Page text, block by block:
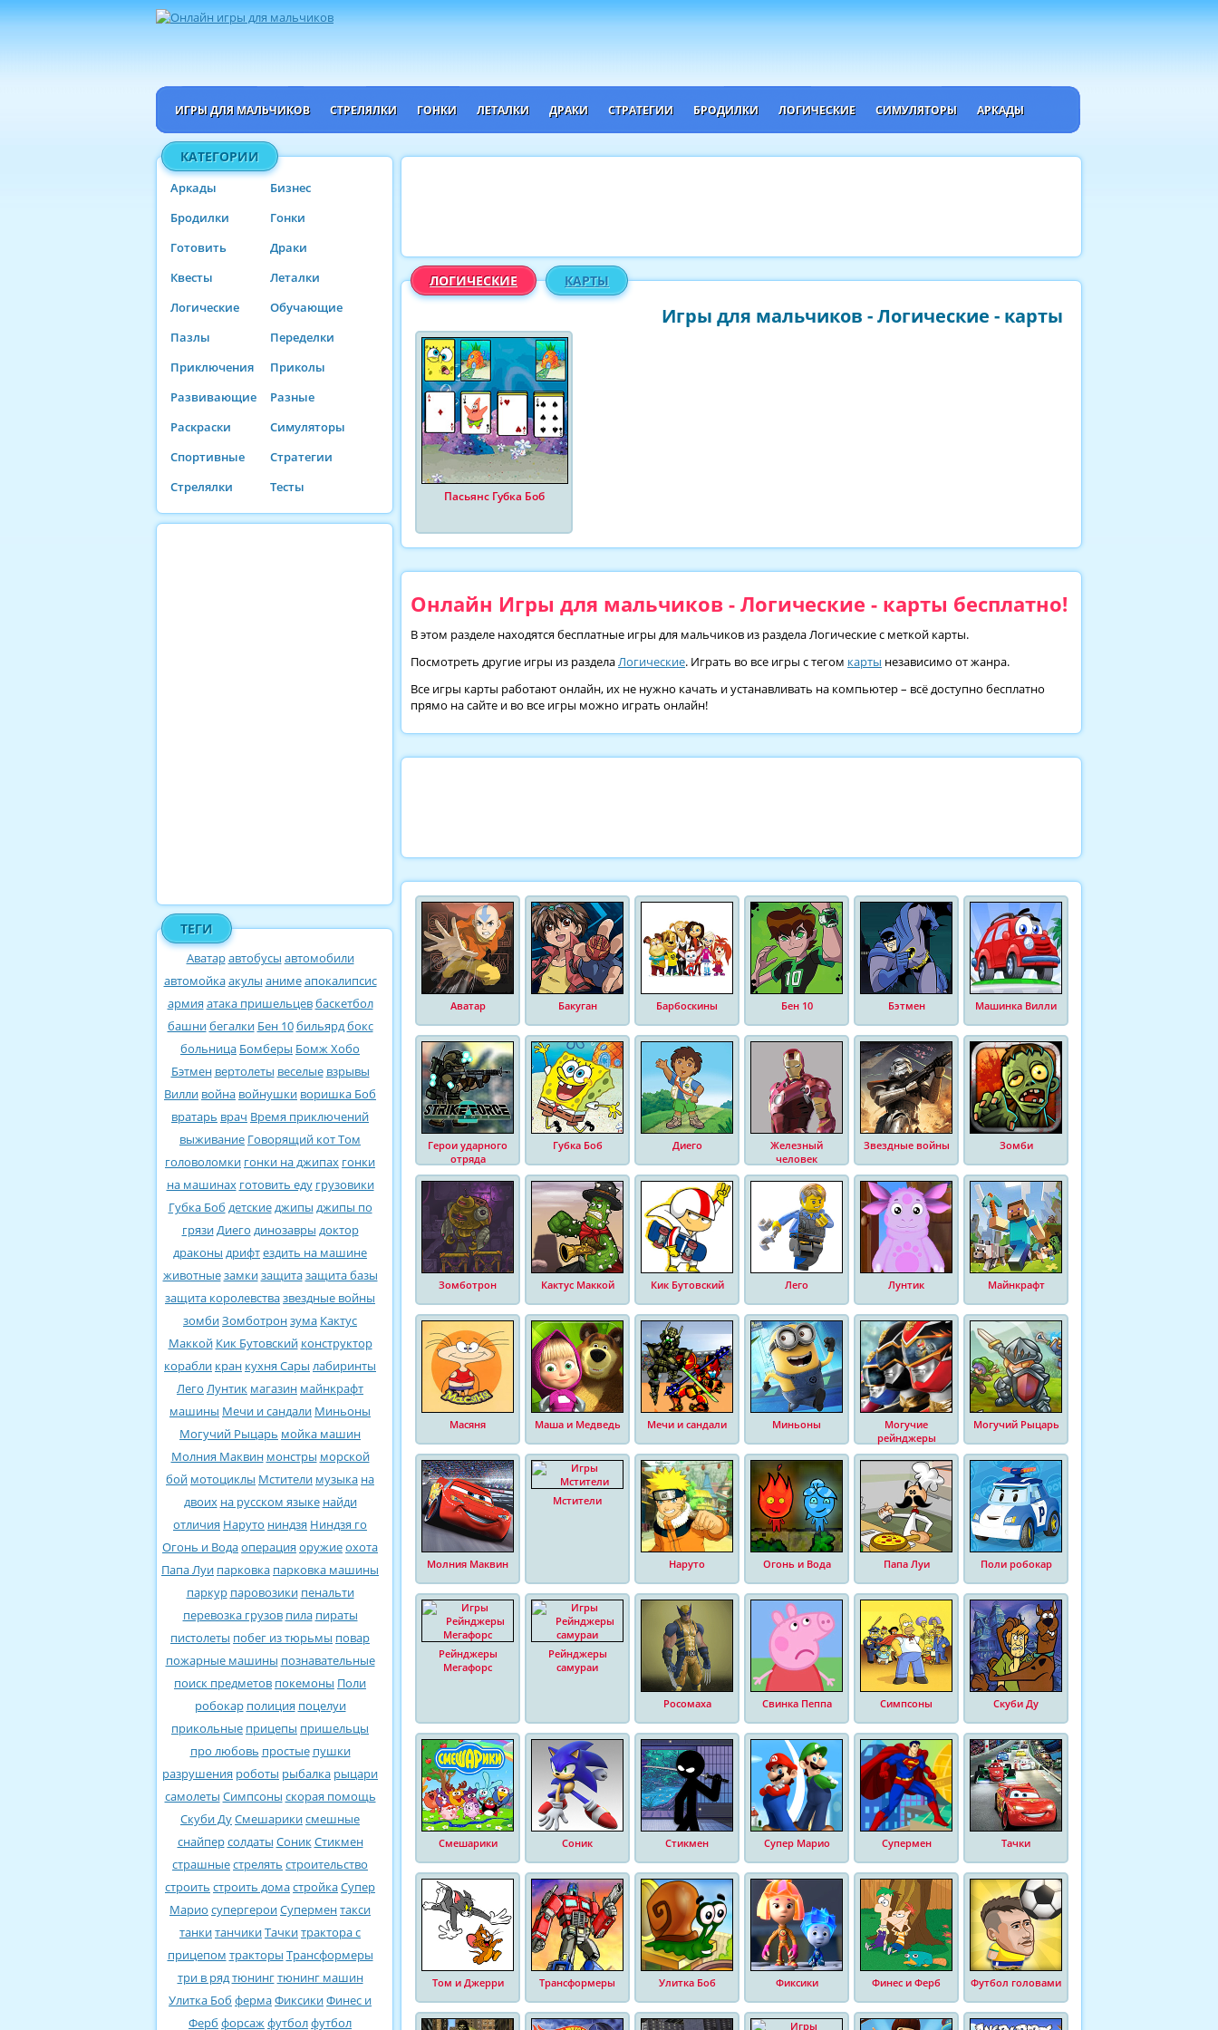
ИГРЫ ДЛЯ МАЛЬЧИКОВ СТРЕЛЯЛКИ ГОНКИ ЛЕТАЛКИ ДРАКИ СТРАТЕГИИ БРОДИЛКИ ЛОГИЧЕСКИЕ СИМУЛЯТОРЫ АРКАДЫ
КАТЕГОРИИ
Аркады
Бизнес
Бродилки
Гонки
Готовить
Драки
Квесты
Леталки
Логические
Обучающие
Пазлы
Переделки
Приключения
Приколы
Развивающие
Разные
Раскраски
Симуляторы
Спортивные
Стратегии
Стрелялки
Тесты
ТЕГИ
Аватаравтобусы автомобили
автомойкаакулы анимеапокалипсис
армия атака пришельцевбаскетбол
башнибегалки Бен 10бильярдбокс
больница Бомберы Бомж Хобо
Бэтмен вертолеты веселые взрывы
Вилли война войнушки воришка Боб
вратарь врач Время приключений
выживание Говорящий кот Том
головоломки гонки на джипах гонки
на машинах готовить еду грузовики
Губка Боб детскиеджипы джипы по
грязиДиего динозавры доктор
драконы дрифтездить на машине
животныезамкизащитазащита базы
защита королевствазвездные войны
зомбиЗомботронзума Кактус
Маккой Кик Бутовский конструктор
корабли кран кухня Сары лабиринты
Лего Лунтик магазин майнкрафт
машины Мечи и сандали Миньоны
Могучий Рыцарь мойка машин
Молния Маквин монстры морской
бой мотоциклы Мстители музыка на
двоих на русском языке найди
отличия Наруто ниндзя Ниндзя го
Огонь и Водаоперация оружиеохота
Папа Луи парковка парковка машины
паркур паровозики пенальти
перевозка грузов пила пираты
пистолеты побег из тюрьмы повар
пожарные машины познавательные
поиск предметов покемоны Поли
робокар полиция поцелуи
прикольные прицепы пришельцы
про любовь простые пушки
разрушения роботы рыбалка рыцари
самолеты Симпсоны скорая помощь
Скуби ДуСмешарикисмешные
снайперсолдаты СоникСтикмен
страшныестрелять строительство
строить строить домастройкаСупер
Марио супергероиСуперментакси
танкитанчикиТачкитрактора с
прицепом тракторы Трансформеры
три в рядтюнингтюнинг машин
Улитка Боб фермаФиксикиФинес и
Ферб форсажфутболфутбол
Игры для мальчиков - Логические - карты
ЛОГИЧЕСКИЕ КАРТЫ
Пасьянс Губка Боб
Онлайн Игры для мальчиков - Логические - карты бесплатно!
В этом разделе находятся бесплатные игры для мальчиков из раздела Логические с меткой карты.
Посмотреть другие игры из разделаЛогические. Играть во все игры с тегом карты независимо от жанра.
Все игры карты работают онлайн, их не нужно качать и устанавливать на компьютер – всё доступно бесплатно
прямо на сайте и во все игры можно играть онлайн!
Аватар Бакуган Барбоскины Бен 10 Бэтмен Машинка Вилли
Герои ударного
отряда
Губка Боб Диего
Железный
человек
Звездные войны Зомби
Зомботрон Кактус Маккой Кик Бутовский Лего Лунтик Майнкрафт
Масяня Маша и Медведь Мечи и сандали Миньоны
Могучие
рейнджеры
Могучий Рыцарь
Молния Маквин
Мстители
Наруто Огонь и Вода Папа Луи Поли робокар
Рейнджеры
Мегафорс
Рейнджеры
самураи
Росомаха Свинка Пеппа Симпсоны Скуби Ду
Смешарики Соник Стикмен Супер Марио Супермен Тачки
Том и Джерри Трансформеры Улитка Боб Фиксики Финес и Ферб Футбол головами